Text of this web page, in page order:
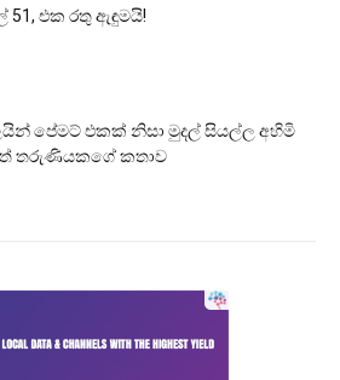
51, එක රතු ඇඳුමයි!
පේමට් එකක් නිසා මුදල් සියල්ල අහිමි
තරුණියකගේ කතාව